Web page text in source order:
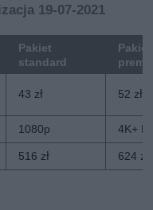
19-07-2021
Pakiet
standard
Pakiet
43 zł 52 zł
1080p 4K+
516 zł 624 zł